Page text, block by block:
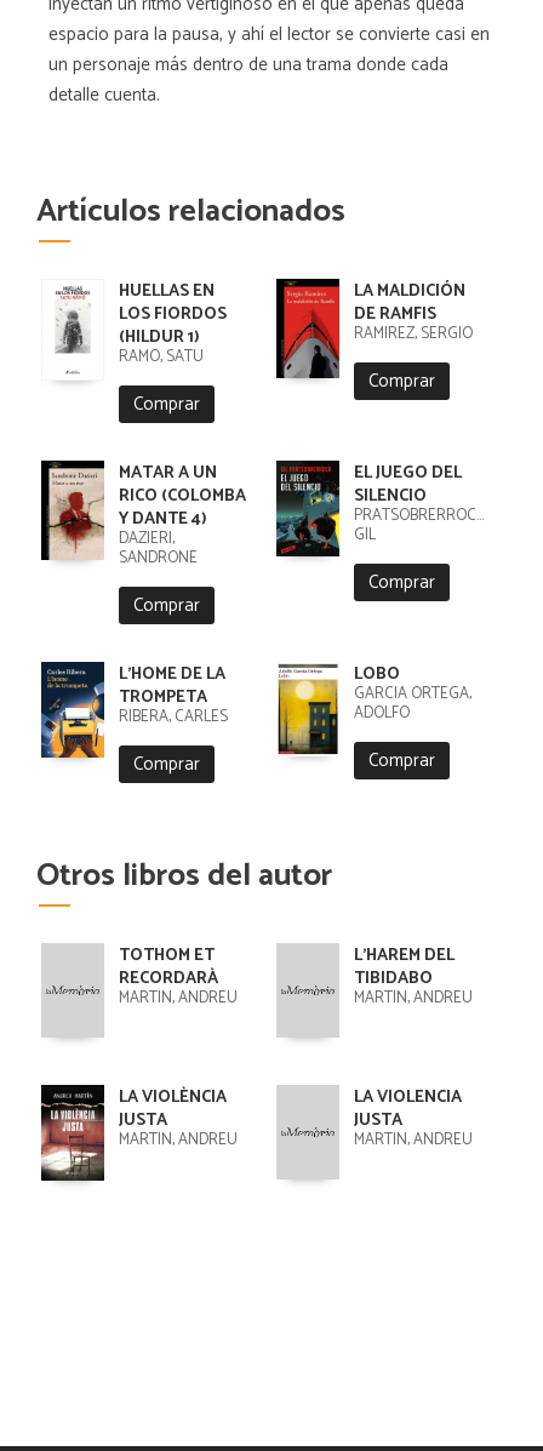
espacio para la pausa, y ahí el lector se convierte casi en
un personaje más dentro de una trama donde cada
detalle cuenta.
Artículos relacionados
HUELLAS EN
LOS FIORDOS
(HILDUR 1)
RÄMÖ, SATU
Comprar
LA MALDICIÓN
DE RAMFIS
RAMIREZ, SERGIO
Comprar
MATAR A UN
RICO (COLOMBA
Y DANTE 4)
DAZIERI,
SANDRONE
Comprar
EL JUEGO DEL
SILENCIO
PRATSOBRERROCA,
GIL
Comprar
L'HOME DE LA
TROMPETA
RIBERA, CARLES
Comprar
LOBO
GARCIA ORTEGA,
ADOLFO
Comprar
Otros libros del autor
TOTHOM ET
RECORDARÀ
MARTÍN, ANDREU
L'HAREM DEL
TIBIDABO
MARTÍN, ANDREU
LA VIOLÈNCIA
JUSTA
MARTÍN, ANDREU
LA VIOLENCIA
JUSTA
MARTIN, ANDREU